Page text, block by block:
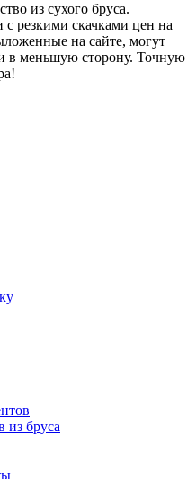
из сухого бруса.
с резкими скачками цен на
на сайте, могут
в меньшую сторону. Точную
из бруса